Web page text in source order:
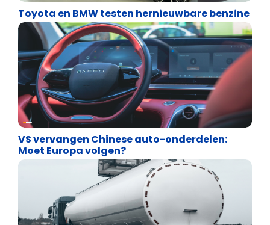
Toyota en BMW testen hernieuwbare benzine
Energie en transport
VS vervangen Chinese auto-onderdelen:
Moet Europa volgen?